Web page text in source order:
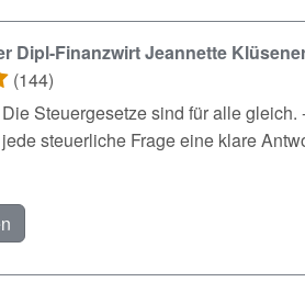
Dipl-Finanzwirt Jeannette
(144)
Die Steuergesetze sind für alle
jede steuerliche Frage eine klare